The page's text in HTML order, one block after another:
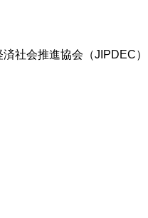
社会推進協会（JIPDEC